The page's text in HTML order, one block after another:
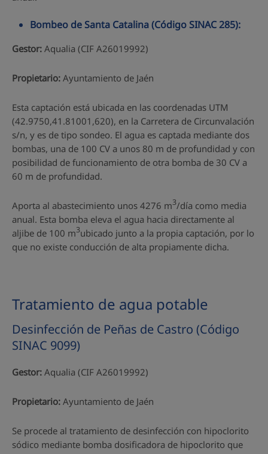
Bombeo de Santa Catalina (Código SINAC 285):
Gestor: Aqualia (CIF A26019992)
Propietario: Ayuntamiento de Jaén
Esta captación está ubicada en las coordenadas UTM
(42.9750,41.81001,620), en la Carretera de Circunvalación
s/n, y es de tipo sondeo. El agua es captada mediante dos
bombas, una de 100 CV a unos 80 m de profundidad y con
posibilidad de funcionamiento de otra bomba de 30 CV a
60 m de profundidad.
Aporta al abastecimiento unos 4276 m3/día como media
anual. Esta bomba eleva el agua hacia directamente al
aljibe de 100 m3ubicado junto a la propia captación, por lo
que no existe conducción de alta propiamente dicha.
Tratamiento de agua potable
Desinfección de Peñas de Castro (Código
SINAC 9099)
Gestor: Aqualia (CIF A26019992)
Propietario: Ayuntamiento de Jaén
Se procede al tratamiento de desinfección con hipoclorito
sódico mediante bomba dosificadora de hipoclorito que